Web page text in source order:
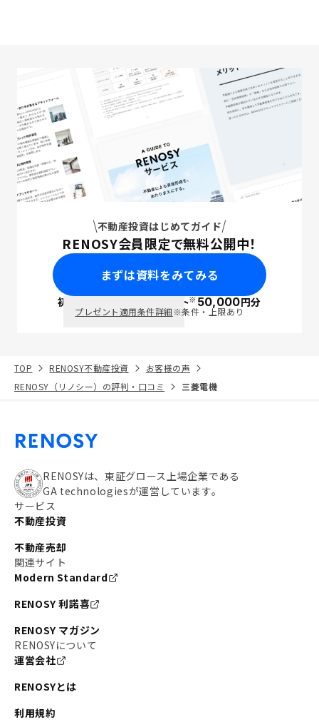
不動産投資はじめてガイド
RENOSY会員限定で無料公開中！
まずは資料をみてみる
初回面談で ポイント※50,000円分
プレゼント適用条件詳細※条件・上限あり
TOP RENOSY不動産投資
お客様の声
RENOSY（リノシー）の評判・口コミ
三菱電機
RENOSYは、東証グロース上場企業である
GA technologiesが運営しています。
サービス
不動産投資
不動産売却
関連サイト
Modern Standard
RENOSY 利諾喜
RENOSY マガジン
RENOSYについて
運営会社
RENOSYとは
利用規約